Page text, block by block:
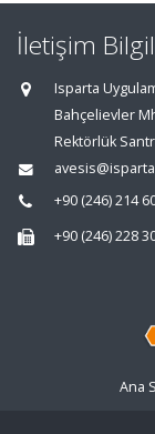
İletişim
Isparta
Bahçelievler
Rektörlük
+90 (246) 214
+90 (246) 228
Ana